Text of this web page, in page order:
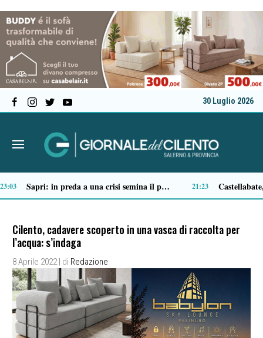
30 Luglio 2026
14:51 14:49
Cilento, cadavere scoperto in una vasca di raccolta per
l’acqua: s’indaga
8 Aprile 2022 | di Redazione